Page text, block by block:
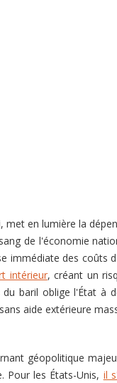
en lumière la
de l'économie
immédiate des coûts
intérieur, créant un
baril oblige l'État à
aide extérieure
géopolitique
Pour les États-Unis, il